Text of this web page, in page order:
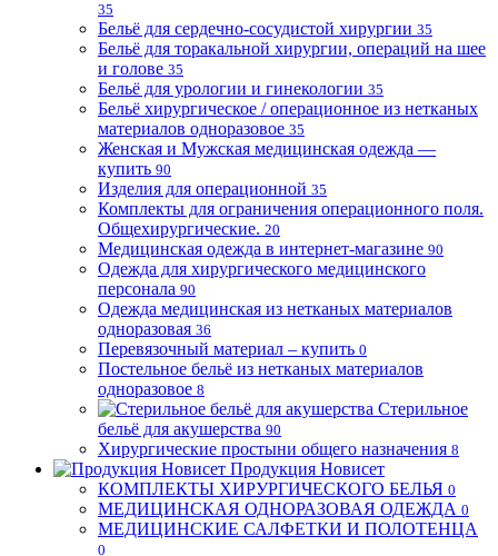
35
Бельё для сердечно-сосудистой хирургии 35
Бельё для торакальной хирургии, операций на шее
и голове 35
Бельё для урологии и гинекологии 35
Бельё хирургическое / операционное из нетканых
материалов одноразовое 35
Женская и Мужская медицинская одежда —
купить 90
Изделия для операционной 35
Комплекты для ограничения операционного поля.
Общехирургические. 20
Медицинская одежда в интернет-магазине 90
Одежда для хирургического медицинского
персонала 90
Одежда медицинская из нетканых материалов
одноразовая 36
Перевязочный материал – купить 0
Постельное бельё из нетканых материалов
одноразовое 8
Стерильное
бельё для акушерства 90
Хирургические простыни общего назначения 8
Продукция Новисет
КОМПЛЕКТЫ ХИРУРГИЧЕСКОГО БЕЛЬЯ 0
МЕДИЦИНСКАЯ ОДНОРАЗОВАЯ ОДЕЖДА 0
МЕДИЦИНСКИЕ САЛФЕТКИ И ПОЛОТЕНЦА
0